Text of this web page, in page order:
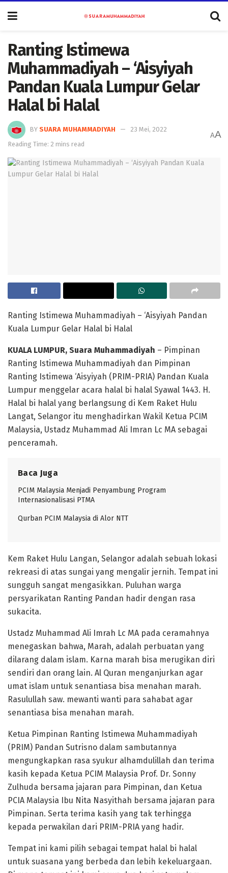
Ranting Istimewa
Muhammadiyah – ‘Aisyiyah
Pandan Kuala Lumpur Gelar
Halal bi Halal
BY SUARA MUHAMMADIYAH
23 Mei, 2022
Reading Time: 2 mins read
AA
Ranting Istimewa Muhammadiyah – ‘Aisyiyah Pandan
Kuala Lumpur Gelar Halal bi Halal
KUALA LUMPUR, Suara Muhammadiyah – Pimpinan
Ranting Istimewa Muhammadiyah dan Pimpinan
Ranting Istimewa ‘Aisyiyah (PRIM-PRIA) Pandan Kuala
Lumpur menggelar acara halal bi halal Syawal 1443. H.
Halal bi halal yang berlangsung di Kem Raket Hulu
Langat, Selangor itu menghadirkan Wakil Ketua PCIM
Malaysia, Ustadz Muhammad Ali Imran Lc MA sebagai
penceramah.
Baca Juga
PCIM Malaysia Menjadi Penyambung Program
Internasionalisasi PTMA
Qurban PCIM Malaysia di Alor NTT
Kem Raket Hulu Langan, Selangor adalah sebuah lokasi
rekreasi di atas sungai yang mengalir jernih. Tempat ini
sungguh sangat mengasikkan. Puluhan warga
persyarikatan Ranting Pandan hadir dengan rasa
sukacita.
Ustadz Muhammad Ali Imrah Lc MA pada ceramahnya
menegaskan bahwa, Marah, adalah perbuatan yang
dilarang dalam islam. Karna marah bisa merugikan diri
sendiri dan orang lain. Al Quran menganjurkan agar
umat islam untuk senantiasa bisa menahan marah.
Rasulullah saw. mewanti wanti para sahabat agar
senantiasa bisa menahan marah.
Ketua Pimpinan Ranting Istimewa Muhammadiyah
(PRIM) Pandan Sutrisno dalam sambutannya
mengungkapkan rasa syukur alhamdulillah dan terima
kasih kepada Ketua PCIM Malaysia Prof. Dr. Sonny
Zulhuda bersama jajaran para Pimpinan, dan Ketua
PCIA Malaysia Ibu Nita Nasyithah bersama jajaran para
Pimpinan. Serta terima kasih yang tak terhingga
kepada perwakilan dari PRIM-PRIA yang hadir.
Tempat ini kami pilih sebagai tempat halal bi halal
untuk suasana yang berbeda dan lebih kekeluargaan.